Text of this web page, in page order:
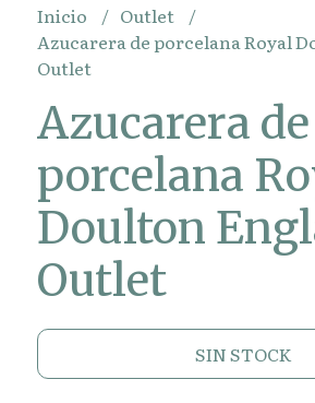
Inicio
Outlet
Azucarera de porcelana Royal
Outlet
Azucarera de
porcelana
Doulton
Outlet
SIN STOCK